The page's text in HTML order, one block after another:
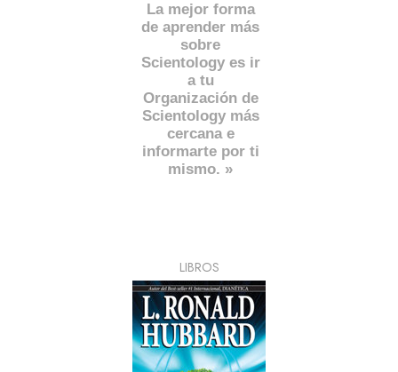
La mejor forma
de aprender más
sobre
Scientology es ir
a tu
Organización de
Scientology más
cercana e
informarte por ti
mismo. »
LIBROS